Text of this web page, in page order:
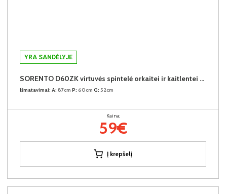
YRA SANDĖLYJE
SORENTO D60ZK virtuvės spintelė orkaitei ir kaitlentei (Baltic Storm/Baltic Storm)
Išmatavimai: A: 87cm P: 60cm G: 52cm
Kaina:
59€
Į krepšelį